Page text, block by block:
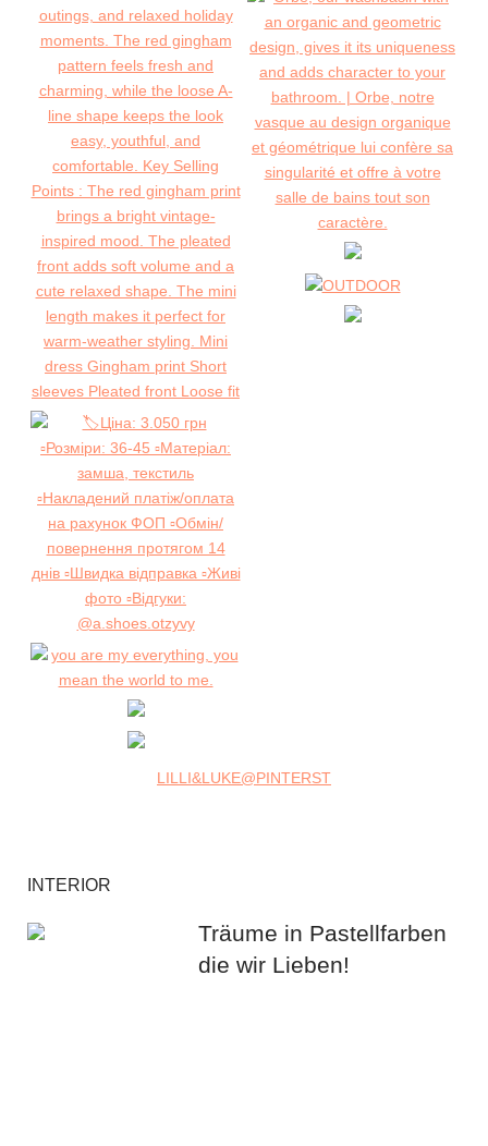
LILLI&LUKE@PINTERST
INTERIOR
Träume in Pastellfarben
die wir Lieben!